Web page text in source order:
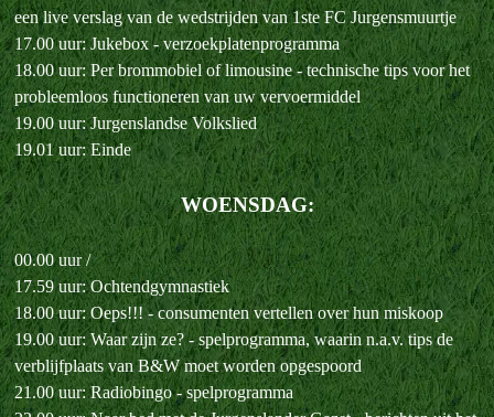
een live verslag van de wedstrijden van 1ste FC Jurgensmuurtje
17.00 uur: Jukebox - verzoekplatenprogramma
18.00 uur: Per brommobiel of limousine - technische tips voor het
probleemloos functioneren van uw vervoermiddel
19.00 uur: Jurgenslandse Volkslied
19.01 uur: Einde
WOENSDAG:
00.00 uur /
17.59 uur: Ochtendgymnastiek
18.00 uur: Oeps!!! - consumenten vertellen over hun miskoop
19.00 uur: Waar zijn ze? - spelprogramma, waarin n.a.v. tips de
verblijfplaats van B&W moet worden opgespoord
21.00 uur: Radiobingo - spelprogramma